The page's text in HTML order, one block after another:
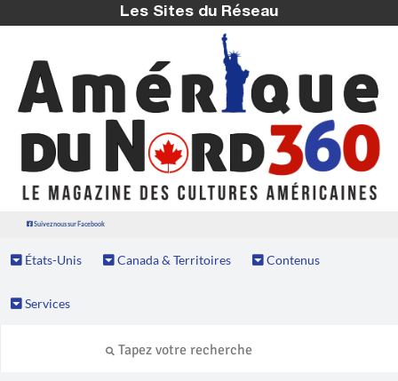
Les Sites du Réseau
Suivez nous sur Facebook
États-Unis Canada & Territoires Contenus
Services